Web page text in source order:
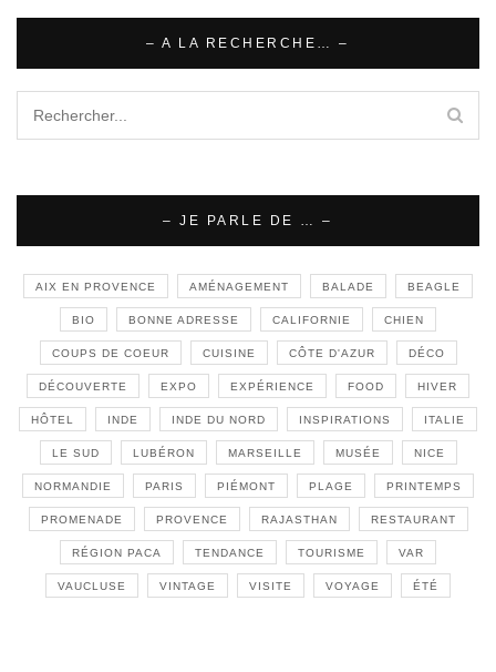
– A LA RECHERCHE… –
– JE PARLE DE … –
AIX EN PROVENCE AMÉNAGEMENT BALADE BEAGLE
BIO BONNE ADRESSE CALIFORNIE CHIEN
COUPS DE COEUR CUISINE CÔTE D'AZUR DÉCO
DÉCOUVERTE EXPO EXPÉRIENCE FOOD HIVER
HÔTEL INDE INDE DU NORD INSPIRATIONS ITALIE
LE SUD LUBÉRON MARSEILLE MUSÉE NICE
NORMANDIE PARIS PIÉMONT PLAGE PRINTEMPS
PROMENADE PROVENCE RAJASTHAN RESTAURANT
RÉGION PACA TENDANCE TOURISME VAR
VAUCLUSE VINTAGE VISITE VOYAGE ÉTÉ